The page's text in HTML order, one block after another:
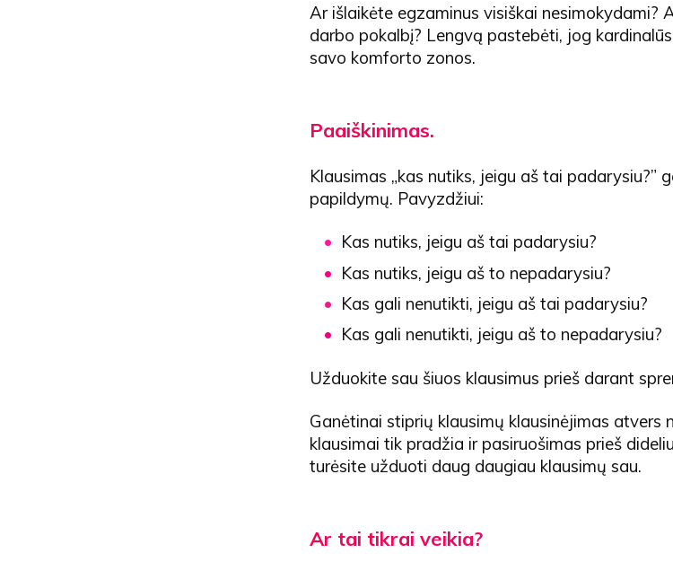
Ar išlaikėte egzaminus visiškai nesimokydami?
darbo pokalbį? Lengvą pastebėti, jog
savo komforto zonos.
Paaiškinimas.
Klausimas „kas nutiks, jeigu aš tai padarysiu?”
papildymų. Pavyzdžiui:
Kas nutiks, jeigu aš tai padarysiu?
Kas nutiks, jeigu aš to nepadarysiu?
Kas gali nenutikti, jeigu aš tai padarysiu?
Kas gali nenutikti, jeigu aš to nepadarysiu?
Užduokite sau šiuos klausimus prieš darant
Ganėtinai stiprių klausimų klausinėjimas atvers
klausimai tik pradžia ir pasiruošimas prieš
turėsite užduoti daug daugiau klausimų sau.
Ar tai tikrai veikia?